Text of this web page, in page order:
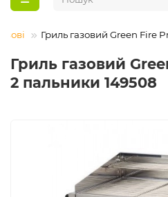
Гриль газовий Green Fire
Гриль газовий
2 пальники 149508